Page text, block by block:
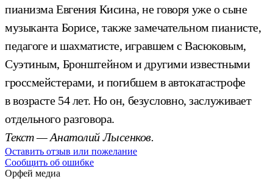
пианизма Евгения Кисина, не говоря уже о сыне
музыканта Борисе, также замечательном пианисте,
педагоге и шахматисте, игравшем с Васюковым,
Суэтиным, Бронштейном и другими известными
гроссмейстерами, и погибшем в автокатастрофе
в возрасте 54 лет. Но он, безусловно, заслуживает
отдельного разговора.
Текст — Анатолий Лысенков.
Оставить отзыв или пожелание
Сообщить об ошибке
Орфей медиа